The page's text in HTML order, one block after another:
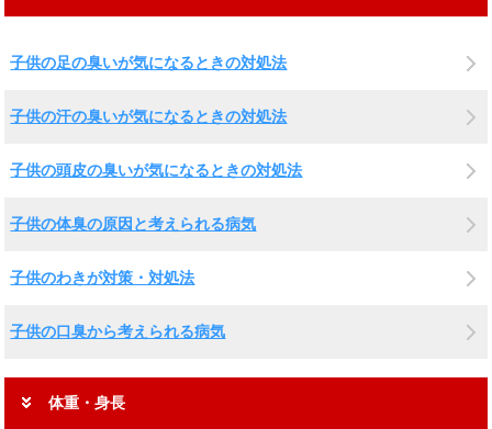
子供の足の臭いが気になるときの対処法
子供の汗の臭いが気になるときの対処法
子供の頭皮の臭いが気になるときの対処法
子供の体臭の原因と考えられる病気
子供のわきが対策・対処法
子供の口臭から考えられる病気
体重・身長